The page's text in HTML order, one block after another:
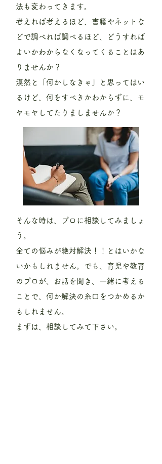
法も変わってきます。
考えれば考えるほど、書籍やネットな
どで調べれば調べるほど、どうすれば
よいかわからなくなってくることはあ
りませんか？
漠然と「何かしなきゃ」と思ってはい
るけど、何をすべきかわからずに、モ
ヤモヤしてたりましませんか？
そんな時は、プロに相談してみましょ
う。
全ての悩みが絶対解決！！とはいかな
いかもしれません。でも、育児や教育
のプロが、お話を聞き、一緒に考える
ことで、何か解決の糸口をつかめるか
もしれません。
​まずは、相談してみて下さい。